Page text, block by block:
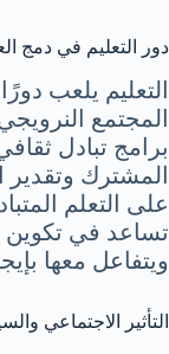
دور التعليم في دمج
التعليم يلعب
المجتمع
برامج تبادل
المشترك وتقدير
على التعلم
تساعد في تكوين
ويتفاعل معها
التأثير الاجتماعي